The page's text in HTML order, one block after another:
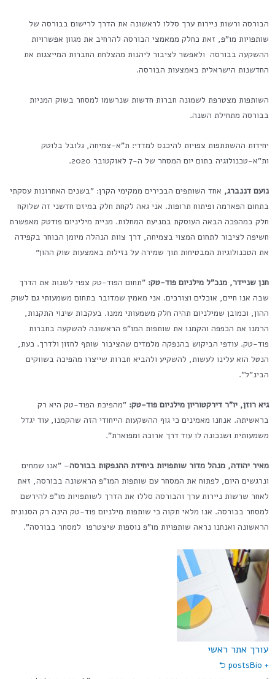
הבורסה ורשות ניירות ערך סללו לראשונה את הדרך לרישום בבורסה של
שותפויות מו"פ, זאת כחלק ממאמצי הבורסה להרחיב את מגוון אפשרויות
ההשקעה בבורסה ולאפשר לציבור ליהנות מהצלחת החברות המייצגות את
החדשנות הישראלית באמצעות הבורסה.
השותפות מצטרפת לשמונה חברות חדשות שנרשמו למסחר בשוק המניות
בבורסה מתחילת השנה.
יחידות ההשתתפות צפויות להיכנס למדדי: ת"א-צמיחה, גלובל בלוטק
ות"א-טכנולוגיה בתום יום המסחר של ה-7 לאוקטובר 2020.
נועם דננברג, אחד השותפים הבכירים ממקימי הקרן: "בשנים האחרונות עסקתי
בתחום הפארמה ופיתוח תרופות. אני גאה לקחת חלק במיזם חדשני זה שלוקח
חלק במהפכה הבאה העוסקת במניעת המחלות. מניית מיליניום פודטק מאפשרת
חשיפה לציבור לתחום המצוי בצמיחה, דרך צוות הנהלה מיומן הבוחר בקפידה
את הטכנולוגיות המבטיחות תוך שמירה על נזילות באמצעות שוק ההון״
חנן שניידר, מנכ"ל מילניום פוד-טק: "תחום הפוד-טק צפוי לשנות את הדרך
שבה אנו חיים, אוכלים וצורכים. אני מאמין שמדובר בתחום משמעותי גם לשוק
ההון, וכמובן שמילניום תהיה חלק משמעותי ממנו. בעקבות שינוי התקנות,
הרמנו את הכפפה והקמנו את שותפות המו"פ הראשונה להשקעה בחברות
פוד-טק. עודפי הביקוש בהנפקה מלמדים שהציבור שותף לחזון ולדרך. כעת,
הנטל הוא עלינו לעשות, להשקיע ולהביא חברות שייצרו מהפיכה בשווקים
הבינ"ל".
גיא רוזן, יו"ר דירקטוריון מילניום פוד-טק: "מהפיכת הפוד-טק היא רק
בראשיתה. אנחנו מאמינים כי גוף ההשקעות הייחודי הזה שהקמנו, עוד יגדל
משמעותית ושנכונה לו עוד דרך ארוכה ומפוארת".
מאיר יהודה, מנהל מדור שותפויות ביחידת ההנפקות בבורסה– "אנו שמחים
ונרגשים היום, לפתוח את המסחר עם שותפות המו"פ הראשונה בבורסה, זאת
לאחר שרשות ניירות ערך והבורסה סללו את הדרך לשותפויות מו"פ להירשם
למסחר בבורסה. אנו מלאי תקוה כי שותפות מילניום פוד-טק הינה רק הסנונית
הראשונה ואנחנו נראה שותפויות מו"פ נוספות שיצטרפו למסחר בבורסה".
עורך אתר ראשי
+ posts
Bio ⮌